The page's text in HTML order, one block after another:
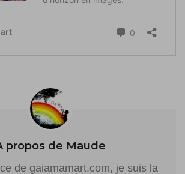
propos de Maude
de gaiamamart.com, je suis la